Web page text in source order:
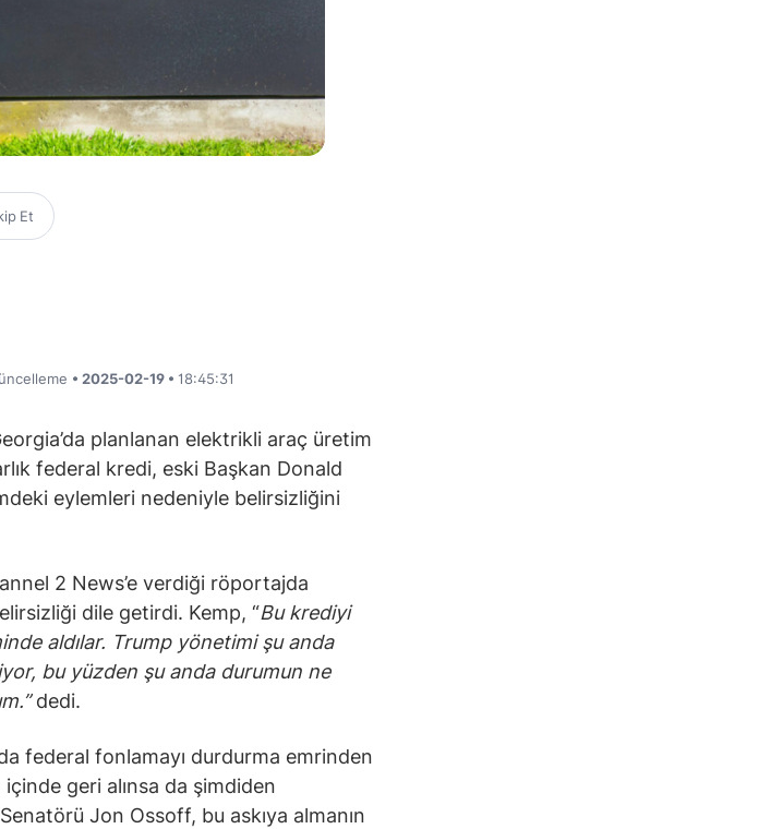
Et
• 2025-02-19 • 18:45:31
planlanan elektrikli araç üretim
federal kredi, eski Başkan Donald
eylemleri nedeniyle belirsizliğini
2 News’e verdiği röportajda
dile getirdi. Kemp, “Bu krediyi
aldılar. Trump yönetimi şu anda
bu yüzden şu anda durumun ne
dedi.
federal fonlamayı durdurma emrinden
geri alınsa da şimdiden
Jon Ossoff, bu askıya almanın